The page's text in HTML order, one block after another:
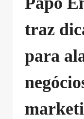
traz
para